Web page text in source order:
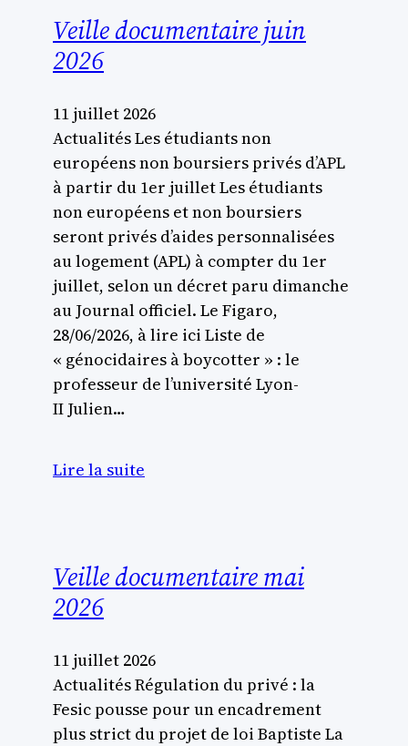
Veille documentaire juin
2026
11 juillet 2026
Actualités Les étudiants non
européens non boursiers privés d’APL
à partir du 1er juillet Les étudiants
non européens et non boursiers
seront privés d’aides personnalisées
au logement (APL) à compter du 1er
juillet, selon un décret paru dimanche
au Journal officiel. Le Figaro,
28/06/2026, à lire ici Liste de
« génocidaires à boycotter » : le
professeur de l’université Lyon-
II Julien…
Lire la suite
Veille documentaire mai
2026
11 juillet 2026
Actualités Régulation du privé : la
Fesic pousse pour un encadrement
plus strict du projet de loi Baptiste La